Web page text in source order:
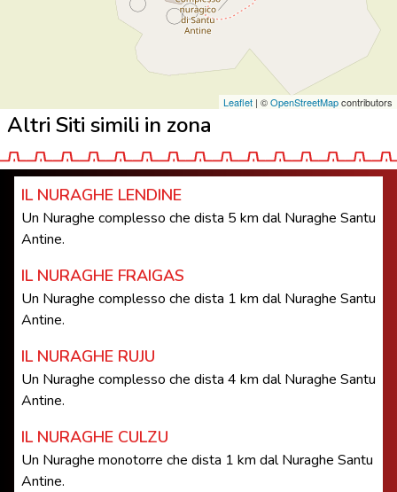
Leaflet | ©OpenStreetMapcontributors
Altri Siti simili in zona
IL NURAGHE LENDINE
Un Nuraghe complesso che dista 5 km dal Nuraghe Santu
Antine.
IL NURAGHE FRAIGAS
Un Nuraghe complesso che dista 1 km dal Nuraghe Santu
Antine.
IL NURAGHE RUJU
Un Nuraghe complesso che dista 4 km dal Nuraghe Santu
Antine.
IL NURAGHE CULZU
Un Nuraghe monotorre che dista 1 km dal Nuraghe Santu
Antine.